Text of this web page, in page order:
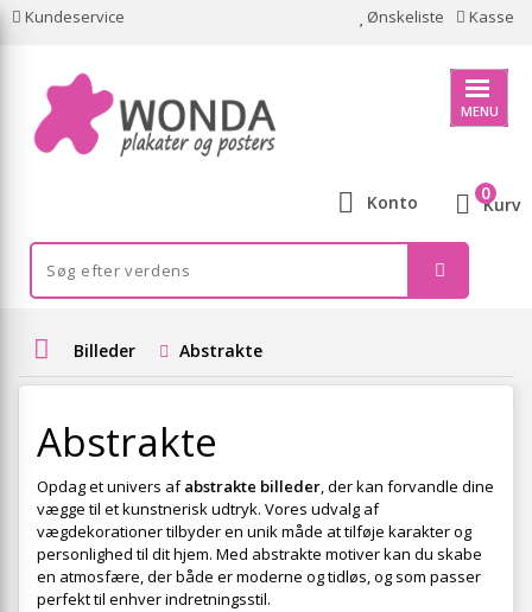
Kundeservice Ønskeliste Kasse
MENU
Konto Kurv
0
Billeder Abstrakte
Abstrakte
Opdag et univers afabstrakte billeder, der kan forvandle dine
vægge til et kunstnerisk udtryk. Vores udvalg af
vægdekorationer tilbyder en unik måde at tilføje karakter og
personlighed til dit hjem. Med abstrakte motiver kan du skabe
en atmosfære, der både er moderne og tidløs, og som passer
perfekt til enhver indretningsstil.